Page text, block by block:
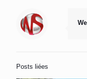
Posts liées